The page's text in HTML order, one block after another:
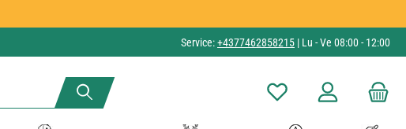
Service:+4377462858215 | Lu - Ve 08:00 - 12:00
Vous avez 0 articles dans